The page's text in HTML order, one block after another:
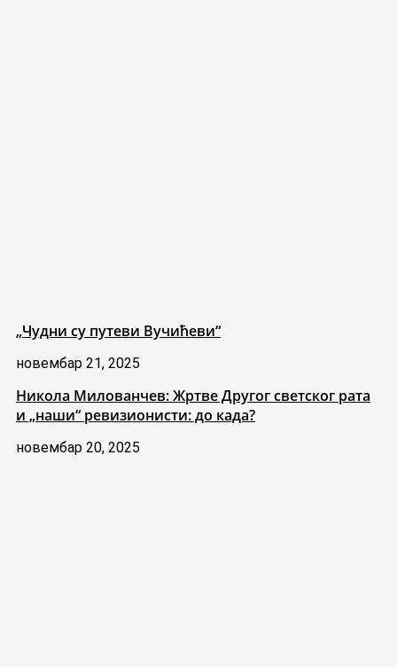
„Чудни су путеви Вучићеви“
новембар 21, 2025
Никола Милованчев: Жртве Другог светског рата
и „наши“ ревизионисти: до када?
новембар 20, 2025